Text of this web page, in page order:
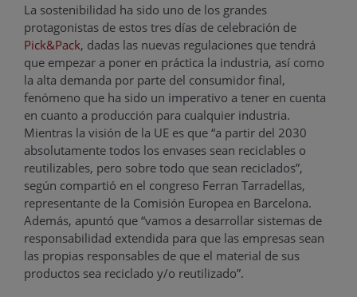
La sostenibilidad ha sido uno de los grandes
protagonistas de estos tres días de celebración de
Pick&Pack, dadas las nuevas regulaciones que tendrá
que empezar a poner en práctica la industria, así como
la alta demanda por parte del consumidor final,
fenómeno que ha sido un imperativo a tener en cuenta
en cuanto a producción para cualquier industria.
Mientras la visión de la UE es que “a partir del 2030
absolutamente todos los envases sean reciclables o
reutilizables, pero sobre todo que sean reciclados”,
según compartió en el congreso Ferran Tarradellas,
representante de la Comisión Europea en Barcelona.
Además, apuntó que “vamos a desarrollar sistemas de
responsabilidad extendida para que las empresas sean
las propias responsables de que el material de sus
productos sea reciclado y/o reutilizado”.